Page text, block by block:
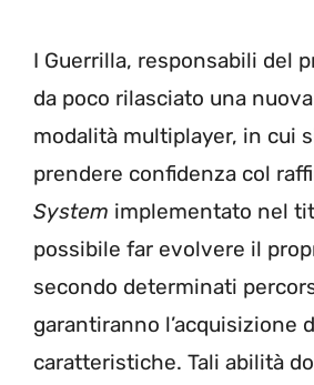
I Guerrilla, responsabili del
da poco rilasciato una
modalità multiplayer, in cui
prendere confidenza col
System implementato nel
possibile far evolvere il
secondo determinati
garantiranno l’acquisizione
caratteristiche. Tali abilità